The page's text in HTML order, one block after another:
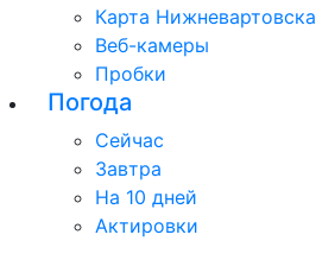
Карта Нижневартовска
Веб-камеры
Пробки
Погода
Сейчас
Завтра
На 10 дней
Актировки